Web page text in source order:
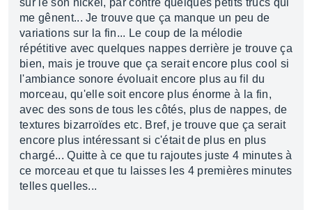
sur le son nickel, par contre quelques petits trucs qui
me gênent... Je trouve que ça manque un peu de
variations sur la fin... Le coup de la mélodie
répétitive avec quelques nappes derrière je trouve ça
bien, mais je trouve que ça serait encore plus cool si
l'ambiance sonore évoluait encore plus au fil du
morceau, qu'elle soit encore plus énorme à la fin,
avec des sons de tous les côtés, plus de nappes, de
textures bizarroïdes etc. Bref, je trouve que ça serait
encore plus intéressant si c'était de plus en plus
chargé... Quitte à ce que tu rajoutes juste 4 minutes à
ce morceau et que tu laisses les 4 premières minutes
telles quelles...